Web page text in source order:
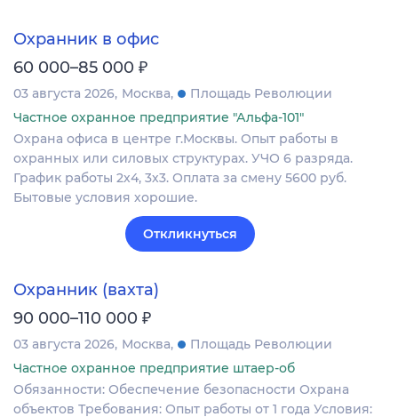
Охранник в офис
60 000–85 000 ₽
03 августа 2026 Москва
Площадь Революции
Частное охранное предприятие "Альфа-101"
Охрана офиса в центре г.Москвы. Опыт работы в
охранных или силовых структурах. УЧО 6 разряда.
График работы 2х4, 3х3. Оплата за смену 5600 руб.
Бытовые условия хорошие.
Откликнуться
Охранник (вахта)
90 000–110 000 ₽
03 августа 2026 Москва
Площадь Революции
Частное охранное предприятие штаер-об
Обязанности: Обеспечение безопасности Охрана
объектов Требования: Опыт работы от 1 года Условия: